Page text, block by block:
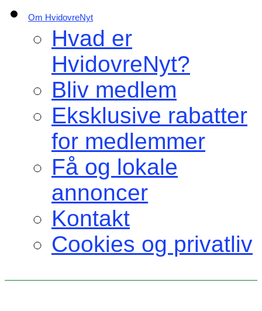
Om HvidovreNyt
Hvad er
HvidovreNyt?
Bliv medlem
Eksklusive rabatter
for medlemmer
Få og lokale
annoncer
Kontakt
Cookies og privatliv